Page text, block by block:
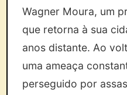
Wagner Moura, um
que retorna à sua
anos distante. Ao
uma ameaça
perseguido por